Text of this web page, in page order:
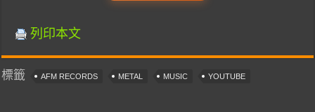
列印本文
標籤 AFM RECORDS METAL MUSIC YOUTUBE